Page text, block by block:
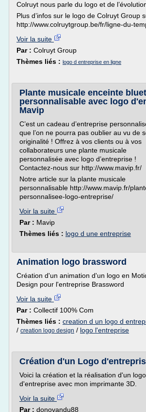
Colruyt nous parle du logo et de
Plus d’infos sur le logo de Colruyt Group
http://www.colruytgroup.be/fr/ligne-du-
Voir la suite
Par : Colruyt Group
Thèmes liés : logo d entreprise en ligne
Plante musicale enceinte
personnalisable avec logo
Mavip
C’est un cadeau d’entreprise
que l’on ne pourra pas oublier au vu de
originalité ! Offrez à vos clients ou à vos
collaborateurs une plante musicale
personnalisée avec logo d’entreprise !
Contactez-nous sur http://www.mavip.fr/
Notre article sur la plante musicale
personnalisable http://www.mavip.fr/
personnalisee-logo-entreprise/
Voir la suite
Par : Mavip
Thèmes liés : logo d une entreprise
Animation logo brassword
Création d'un animation d'un logo en
Design pour l'entreprise Brassword
Voir la suite
Par : Collectif 100% Com
Thèmes liés : creation d un logo d
/ creation logo design / logo l'entreprise
Création d'un Logo
Voici la création et la réalisation d'un logo
d'entreprise avec mon imprimante 3D.
Voir la suite
Par : donovandu88